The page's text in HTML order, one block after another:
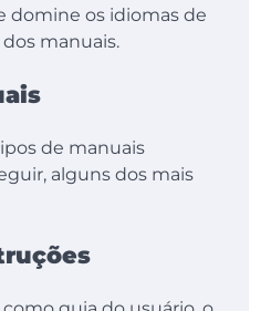
domine os idiomas de
manuais.
de manuais
alguns dos mais